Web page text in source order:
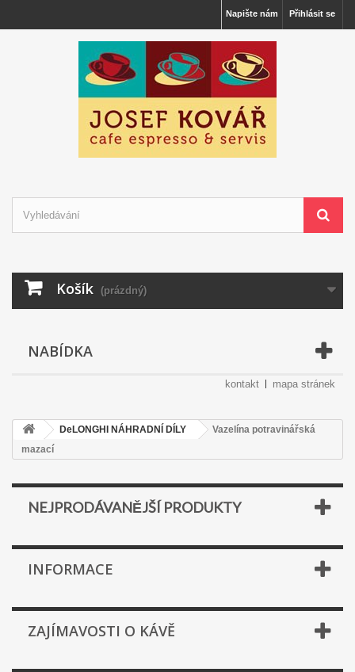
Přihlásit se
Napište nám
Košík (prázdný)
NABÍDKA
kontakt mapa stránek
DeLONGHI NÁHRADNÍ DÍLY
Vazelína potravinářská
mazací
NEJPRODÁVANĚJŠÍ PRODUKTY
INFORMACE
ZAJÍMAVOSTI O KÁVĚ